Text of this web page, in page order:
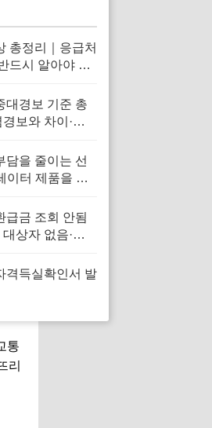
통
리
총정리｜응급처
드시 알아야 할
대경보 기준 총
보와 차이·행
담을 줄이는 선
이터 제품을 확
급금 조회 안됨
상자 없음·신
격득실확인서 발